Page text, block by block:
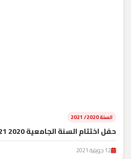
السنة 2020/ 2021
حفل اختتام السنة الجامعية 2020 2021
12 جويلية 2021